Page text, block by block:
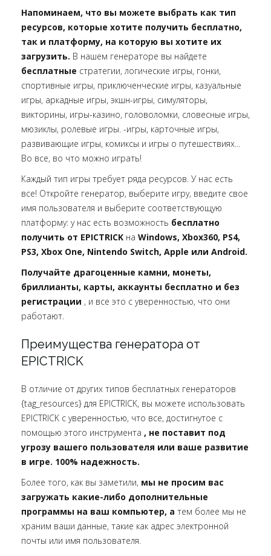
Напоминаем, что вы можете выбрать как тип
ресурсов, которые хотите получить бесплатно,
так и платформу, на которую вы хотите их
загрузить. В нашем генераторе вы найдете
бесплатные стратегии, логические игры, гонки,
спортивные игры, приключенческие игры, казуальные
игры, аркадные игры, экшн-игры, симуляторы,
викторины, игры-казино, головоломки, словесные игры,
мюзиклы, ролевые игры. -игры, карточные игры,
развивающие игры, комиксы и игры о путешествиях...
Во все, во что можно играть!
Каждый тип игры требует ряда ресурсов. У нас есть
все! Откройте генератор, выберите игру, введите свое
имя пользователя и выберите соответствующую
платформу: у нас есть возможность бесплатно
получить от EPICTRICK на Windows, Xbox360, PS4,
PS3, Xbox One, Nintendo Switch, Apple или Android.
Получайте драгоценные камни, монеты,
бриллианты, карты, аккаунты бесплатно и без
регистрации , и все это с уверенностью, что они
работают.
Преимущества генератора от
EPICTRICK
В отличие от других типов бесплатных генераторов
{tag_resources} для EPICTRICK, вы можете использовать
EPICTRICK с уверенностью, что все, достигнутое с
помощью этого инструмента , не поставит под
угрозу вашего пользователя или ваше развитие
в игре. 100% надежность.
Более того, как вы заметили, мы не просим вас
загружать какие-либо дополнительные
программы на ваш компьютер, а тем более мы не
храним ваши данные, такие как адрес электронной
почты или имя пользователя.